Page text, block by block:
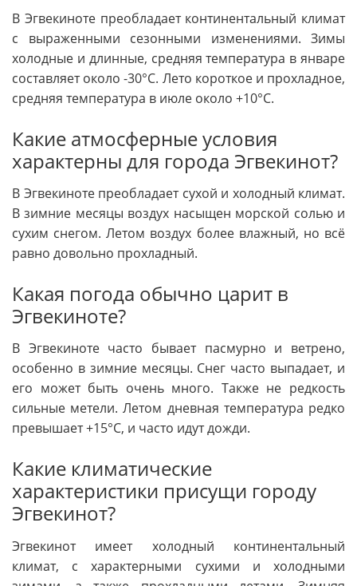
В Эгвекиноте преобладает континентальный климат
с выраженными сезонными изменениями. Зимы
холодные и длинные, средняя температура в январе
составляет около -30°C. Лето короткое и прохладное,
средняя температура в июле около +10°C.
Какие атмосферные условия
характерны для города Эгвекинот?
В Эгвекиноте преобладает сухой и холодный климат.
В зимние месяцы воздух насыщен морской солью и
сухим снегом. Летом воздух более влажный, но всё
равно довольно прохладный.
Какая погода обычно царит в
Эгвекиноте?
В Эгвекиноте часто бывает пасмурно и ветрено,
особенно в зимние месяцы. Снег часто выпадает, и
его может быть очень много. Также не редкость
сильные метели. Летом дневная температура редко
превышает +15°C, и часто идут дожди.
Какие климатические
характеристики присущи городу
Эгвекинот?
Эгвекинот имеет холодный континентальный
климат, с характерными сухими и холодными